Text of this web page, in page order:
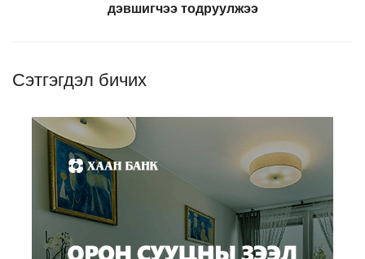
дэвшигчээ тодруулжээ
Сэтгэгдэл бичих